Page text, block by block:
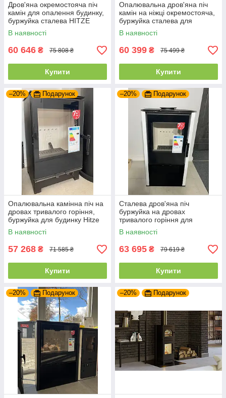
Дров'яна окремостояча піч
камін для опалення будинку,
буржуйка сталева HITZE
CANE S
В наявності
60 646 ₴ 75 808 ₴
Купити
Опалювальна дров'яна піч
камін на ніжці окремостояча,
буржуйка сталева для
будинку Hitze CANE SF
В наявності
60 399 ₴ 75 499 ₴
Купити
–20% Подарунок
Опалювальна камінна піч на
дровах тривалого горіння,
буржуйка для будинку Hitze
LYNX S
В наявності
57 268 ₴ 71 585 ₴
Купити
–20% Подарунок
Сталева дров'яна піч
буржуйка на дровах
тривалого горіння для
обігріву приватного будинку
Hitze LUPO S
В наявності
63 695 ₴ 79 619 ₴
Купити
–20% Подарунок –20% Подарунок